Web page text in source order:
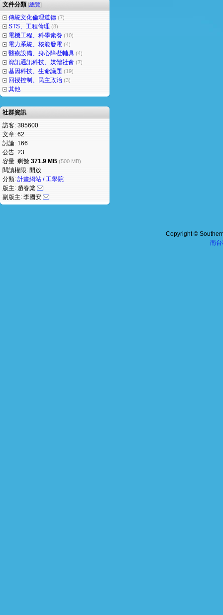
文件分類 [總覽]
傳統文化倫理道德 (7)
STS、工程倫理 (8)
電機工程、科學素養 (10)
電力系統、核能發電 (4)
醫療設備、身心障礙輔具 (4)
資訊通訊科技、媒體社會 (7)
基因科技、生命議題 (19)
回授控制、民主政治 (3)
其他
社群資訊
訪客: 385600
文章: 62
討論: 166
公告: 23
容量: 剩餘 371.9 MB (500 MB)
閱讀權限: 開放
分類: 計畫網站 / 工學院
版主: 趙春棠
副版主: 李國安
Copyright ©
南